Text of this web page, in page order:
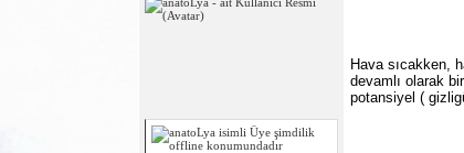
Hava sıcakken,
devamlı olarak
potansiyel (